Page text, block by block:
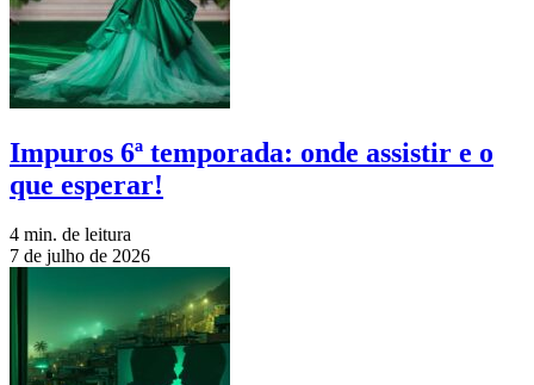
Impuros 6ª temporada: onde assistir e o
que esperar!
4 min. de leitura
7 de julho de 2026